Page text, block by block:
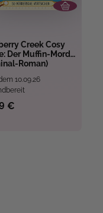
Creek Cosy
Der Muffin-Mord
Roman)
10.09.26
€